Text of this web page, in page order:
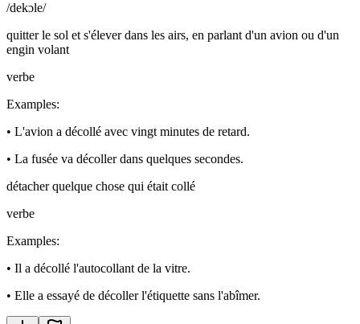
/dekɔle/
quitter le sol et s'élever dans les airs, en parlant d'un avion ou d'un
engin volant
verbe
Examples:
• L'avion a décollé avec vingt minutes de retard.
• La fusée va décoller dans quelques secondes.
détacher quelque chose qui était collé
verbe
Examples:
• Il a décollé l'autocollant de la vitre.
• Elle a essayé de décoller l'étiquette sans l'abîmer.